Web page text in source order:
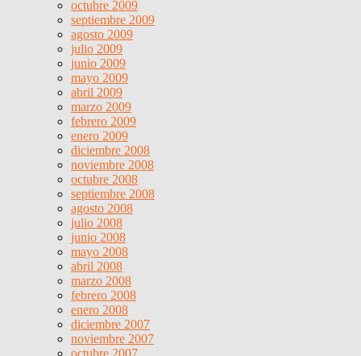
octubre 2009
septiembre 2009
agosto 2009
julio 2009
junio 2009
mayo 2009
abril 2009
marzo 2009
febrero 2009
enero 2009
diciembre 2008
noviembre 2008
octubre 2008
septiembre 2008
agosto 2008
julio 2008
junio 2008
mayo 2008
abril 2008
marzo 2008
febrero 2008
enero 2008
diciembre 2007
noviembre 2007
octubre 2007